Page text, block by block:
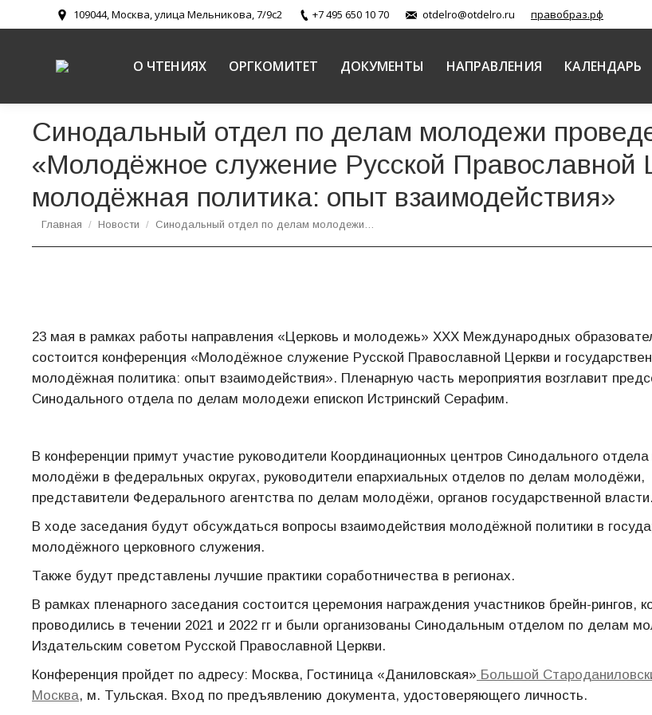
109044, Москва, улица Мельникова, 7/9с2 +7 495 650 10 70 otdelro@otdelro.ru правобраз.рф
О ЧТЕНИЯХ ОРГКОМИТЕТ ДОКУМЕНТЫ НАПРАВЛЕНИЯ КАЛЕНДАРЬ
Синодальный отдел по делам молодежи
«Молодёжное служение Русской Православной
молодёжная политика: опыт взаимодействия»
Вы здесь:
Главная Новости Синодальный отдел по делам молодежи…
23 мая в рамках работы направления «Церковь и молодежь» ХХХ Международных
состоится конференция «Молодёжное служение Русской Православной Церкви и
молодёжная политика: опыт взаимодействия». Пленарную часть мероприятия возглавит
Синодального отдела по делам молодежи епископ Истринский Серафим.
В конференции примут участие руководители Координационных центров Синодального
молодёжи в федеральных округах, руководители епархиальных отделов по делам молодёжи,
представители Федерального агентства по делам молодёжи, органов государственной власти.
В ходе заседания будут обсуждаться вопросы взаимодействия молодёжной политики в
молодёжного церковного служения.
Также будут представлены лучшие практики соработничества в регионах.
В рамках пленарного заседания состоится церемония награждения участников брейн-рингов,
проводились в течении 2021 и 2022 гг и были организованы Синодальным отделом по делам
Издательским советом Русской Православной Церкви.
Конференция пройдет по адресу: Москва, Гостиница «Даниловская» Большой
Москва, м. Тульская. Вход по предъявлению документа, удостоверяющего личность.